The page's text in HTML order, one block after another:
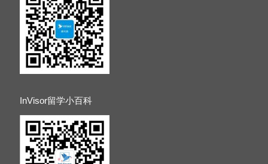
InVisor留学小百科